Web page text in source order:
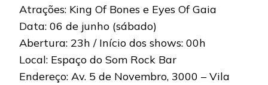
Atrações: King Of Bones e Eyes Of Gaia
Data: 06 de junho (sábado)
Abertura: 23h / Início dos shows: 00h
Local: Espaço do Som Rock Bar
Endereço: Av. 5 de Novembro, 3000 – Vila